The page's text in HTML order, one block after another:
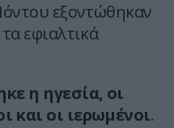
εξοντώθηκαν
τα εφιαλτικά
η ηγεσία, οι
και οι ιερωμένοι.